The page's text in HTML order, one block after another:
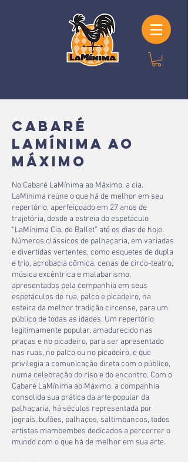
cabaré
lamínima ao
máximo
No Cabaré LaMínima ao Máximo, a cia.
LaMínima reúne o que há de melhor em seu
repertório, aperfeiçoado em 27 anos de
trajetória, desde a estreia do espetáculo
“LaMínima Cia. de Ballet” até os dias de hoje.
Números clássicos de palhaçaria, em variadas
e divertidas vertentes, como esquetes de dupla
e trio, acrobacia cômica, cenas de circo-teatro,
música excêntrica e malabarismo,
apresentados pela companhia em seus
espetáculos de rua, palco e picadeiro, na
esteira da melhor tradição circense, para um
público de todas as idades. Um repertório
legitimamente popular, amadurecido nas
praças e no picadeiro, para ser apresentado
nas ruas, no palco ou no picadeiro, e que
privilegia a comunicação direta com o público,
numa celebração do riso e do encontro. Com o
Cabaré LaMínima ao Máximo, a companhia
consolida sua prática da arte popular da
palhaçaria, há séculos representada por
jograis, bufões, palhaços, saltimbancos, todos
artistas mambembes dedicados a percorrer o
mundo com o que há de melhor em sua arte.